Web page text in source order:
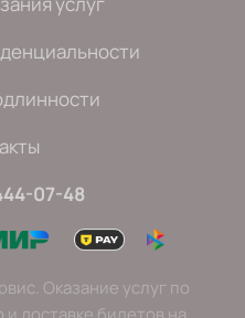
07-48
Оказание услуг по